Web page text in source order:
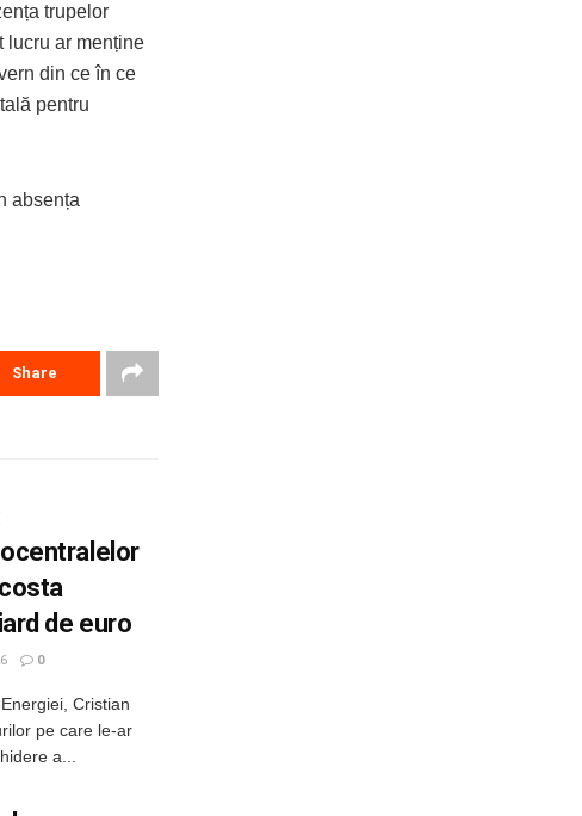
trupelor
lucru ar menține
din ce în ce
pentru
absența
Share
de euro
0
Cristian
pe care le-ar
a...